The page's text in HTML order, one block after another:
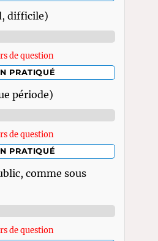
difficile)
de question
PRATIQUÉ
période)
de question
PRATIQUÉ
comme sous
de question